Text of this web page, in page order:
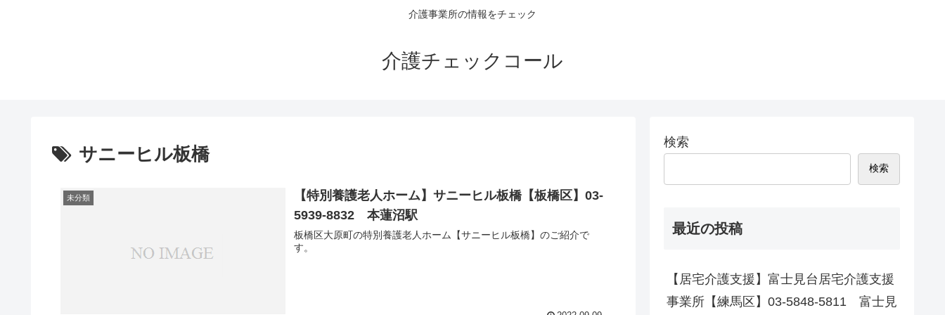
介護事業所の情報をチェック
介護チェックコール
サニーヒル板橋
未分類
【特別養護老人ホーム】サニーヒル板橋【板橋区】03-
5939-8832 本蓮沼駅
板橋区大原町の特別養護老人ホーム【サニーヒル板橋】のご紹介で
す。
検索
検索
最近の投稿
【居宅介護支援】富士見台居宅介護支援
事業所【練馬区】03-5848-5811 富士見